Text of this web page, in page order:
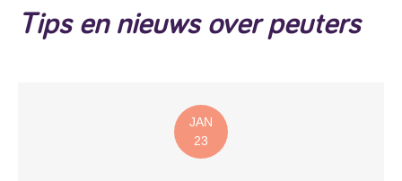
Tips en nieuws over peuters
JAN
23